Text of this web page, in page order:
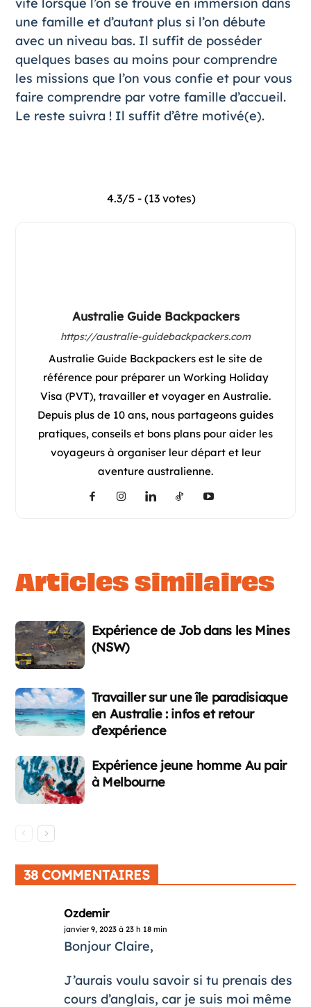
une famille et d’autant plus si l’on débute
avec un niveau bas. Il suffit de posséder
quelques bases au moins pour comprendre
les missions que l’on vous confie et pour vous
faire comprendre par votre famille d’accueil.
Le reste suivra ! Il suffit d’être motivé(e).
4.3/5 - (13 votes)
Australie Guide Backpackers
https://australie-guidebackpackers.com
Australie Guide Backpackers est le site de
référence pour préparer un Working Holiday
Visa (PVT), travailler et voyager en Australie.
Depuis plus de 10 ans, nous partageons guides
pratiques, conseils et bons plans pour aider les
voyageurs à organiser leur départ et leur
aventure australienne.
articles similaires
Expérience de Job dans les Mines
(NSW)
Travailler sur une île paradisiaque
en Australie : infos et retour
d’expérience
Expérience jeune homme Au pair
à Melbourne
38 COMMENTAIRES
Ozdemir
janvier 9, 2023 à 23 h 18 min
Bonjour Claire,
J’aurais voulu savoir si tu prenais des
cours d’anglais, car je suis moi même